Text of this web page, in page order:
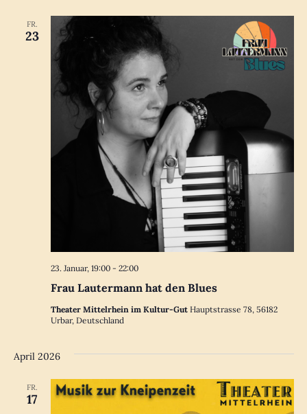
FR.
23
Frau Lautermann hat den Blues
23. Januar, 19:00- 22:00
Theater Mittelrhein im Kultur-Gut Hauptstrasse 78, 56182
Urbar, Deutschland
April 2026
FR.
17